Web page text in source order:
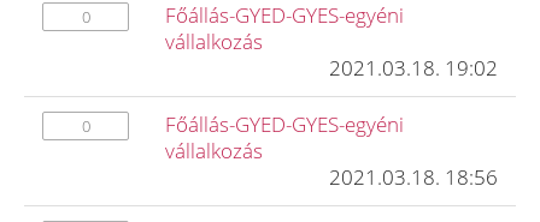
0
Főállás-GYED-GYES-egyéni
vállalkozás
2021.03.18. 19:02
0
Főállás-GYED-GYES-egyéni
vállalkozás
2021.03.18. 18:56